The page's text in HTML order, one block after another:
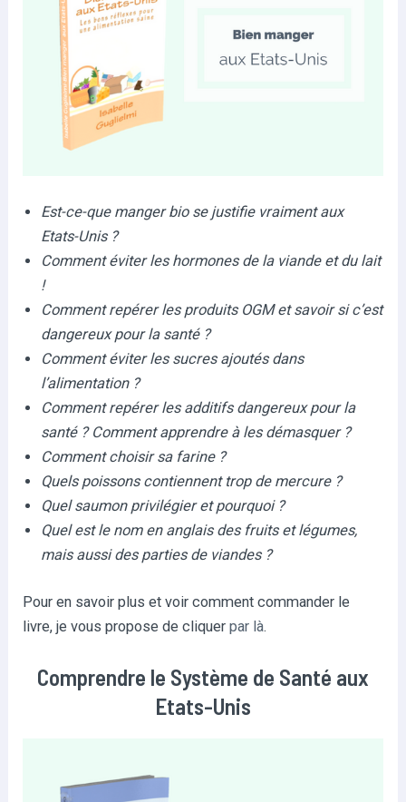
Est-ce-que manger bio se justifie vraiment aux
Etats-Unis ?
Comment éviter les hormones de la viande et du lait
!
Comment repérer les produits OGM et savoir si c’est
dangereux pour la santé ?
Comment éviter les sucres ajoutés dans
l’alimentation ?
Comment repérer les additifs dangereux pour la
santé ? Comment apprendre à les démasquer ?
Comment choisir sa farine ?
Quels poissons contiennent trop de mercure ?
Quel saumon privilégier et pourquoi ?
Quel est le nom en anglais des fruits et légumes,
mais aussi des parties de viandes ?
Pour en savoir plus et voir comment commander le
livre, je vous propose de cliquerpar là.
Comprendre le Système de Santé aux
Etats-Unis